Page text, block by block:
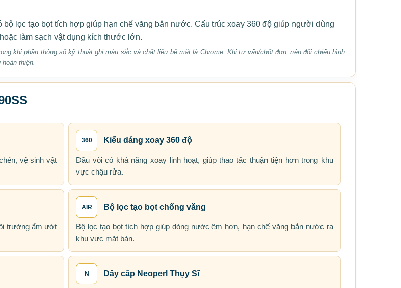
lọc tạo bọt tích hợp giúp hạn chế văng bắn nước. Cấu trúc xoay 360 độ giúp người dùng
làm sạch vật dụng kích thước lớn.
khi phần thông số kỹ thuật ghi màu sắc và chất liệu bề mặt là Chrome. Khi tư vấn/chốt đơn, nên đối chiếu hình
thiện.
vệ sinh vật
360 Kiểu dáng xoay 360 độ
Đầu vòi có khả năng xoay linh hoạt, giúp thao tác thuận tiện hơn trong khu
vực chậu rửa.
trường ẩm ướt
AIR Bộ lọc tạo bọt chống văng
Bộ lọc tạo bọt tích hợp giúp dòng nước êm hơn, hạn chế văng bắn nước ra
khu vực mặt bàn.
N Dây cấp Neoperl Thụy Sĩ